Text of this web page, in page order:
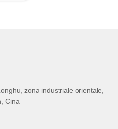
zona industriale orientale,
Cina